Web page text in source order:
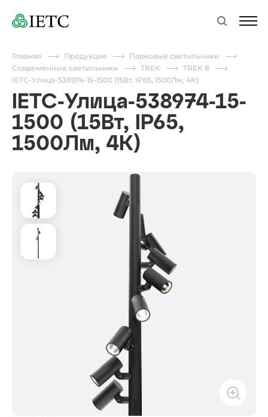
Главная Продукция
Парковые светильники
Современные светильники
TREK
TREK 8
IETC-Улица-538974-15-1500 (15Вт, IP65, 1500Лм, 4К)
IETC-Улица-538974-15-
1500 (15Вт, IP65,
1500Лм, 4К)